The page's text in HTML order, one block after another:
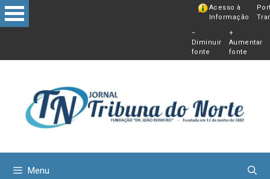
Pular
para
Acesso à
Informação
−
Diminuir
fonte
+
Aumentar
fonte
Menu